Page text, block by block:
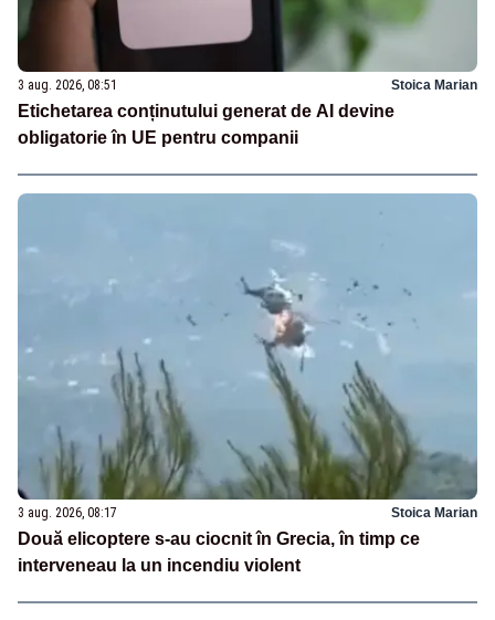
3 aug. 2026, 08:51 Stoica Marian
Etichetarea conținutului generat de AI devine
obligatorie în UE pentru companii
3 aug. 2026, 08:17 Stoica Marian
Două elicoptere s-au ciocnit în Grecia, în timp ce
interveneau la un incendiu violent